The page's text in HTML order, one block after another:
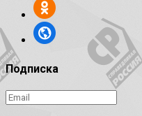
Подписка